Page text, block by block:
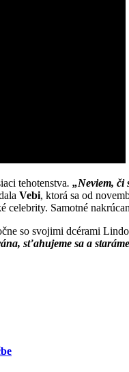
tehotenstva. „Neviem, či
Vebi, ktorá sa od
celebrity. Samotné
so svojimi dcérami
sťahujeme sa a